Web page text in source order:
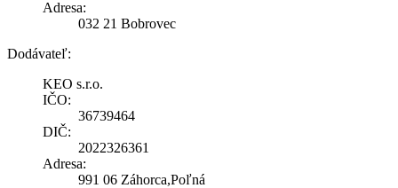
Adresa:
032 21 Bobrovec
Dodávateľ:
KEO s.r.o.
IČO:
36739464
DIČ:
2022326361
Adresa:
991 06 Záhorca,Poľná